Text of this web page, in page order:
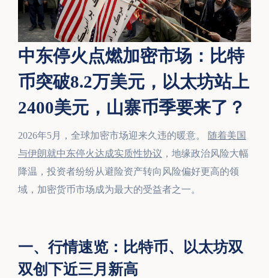
中东停火点燃加密市场：比特
币突破8.2万美元，以太坊站上
2400美元，山寨币季要来了？
2026年5月，全球加密市场迎来久违的暖意。 随着美国
与伊朗就中东停火达成实质性协议 ，地缘政治风险大幅
降温，投资者纷纷从避险资产转向风险偏好更高的领
域，加密货币市场成为最大的受益者之一。
一、行情速览：比特币、以太坊双
双创下近三月新高